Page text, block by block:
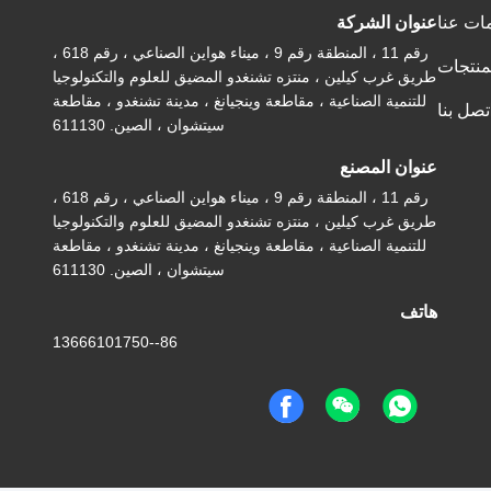
عنا
اتصل بنا
عنوان الشركة
رقم 11 ، المنطقة رقم 9 ، ميناء هواين الصناعي ، رقم 618 ،
طريق غرب كيلين ، منتزه تشنغدو المضيق للعلوم والتكنولوجيا
للتنمية الصناعية ، مقاطعة وينجيانغ ، مدينة تشنغدو ، مقاطعة
سيتشوان ، الصين. 611130
عنوان المصنع
رقم 11 ، المنطقة رقم 9 ، ميناء هواين الصناعي ، رقم 618 ،
طريق غرب كيلين ، منتزه تشنغدو المضيق للعلوم والتكنولوجيا
للتنمية الصناعية ، مقاطعة وينجيانغ ، مدينة تشنغدو ، مقاطعة
سيتشوان ، الصين. 611130
هاتف
86--13666101750